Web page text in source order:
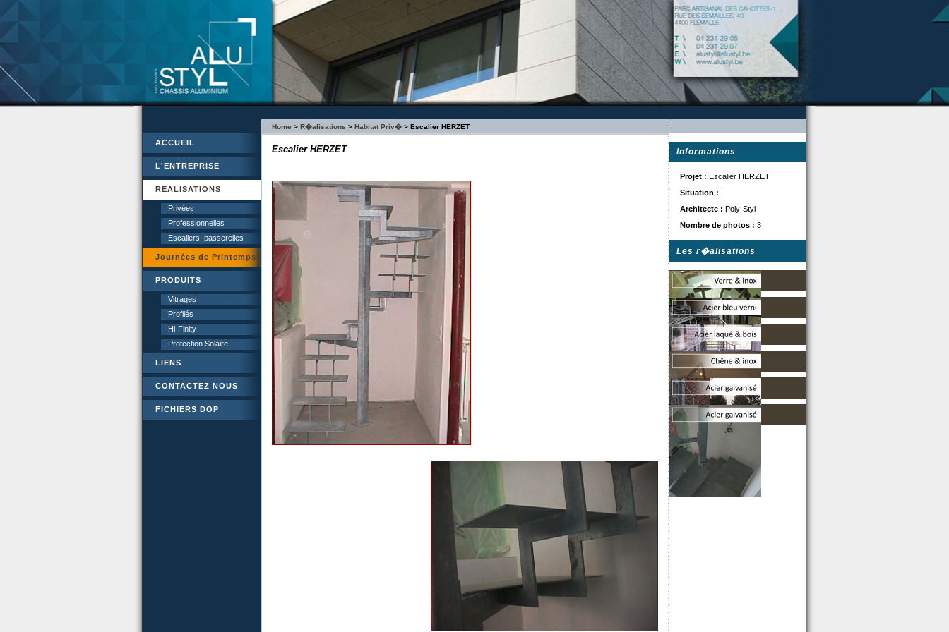
ACCUEIL
L'ENTREPRISE
REALISATIONS
Privées
Professionnelles
Escaliers, passerelles
Journées de Printemps!
PRODUITS
Vitrages
Profilés
Hi-Finity
Protection Solaire
LIENS
CONTACTEZ NOUS
FICHIERS DOP
Home > R�alisations > Habitat Priv� > Escalier HERZET
Escalier HERZET Informations
Projet : Escalier HERZET
Situation :
Architecte : Poly-Styl
Nombre de photos : 3
Les r�alisations